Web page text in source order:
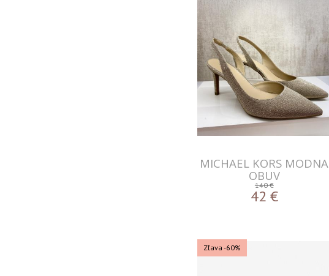
MICHAEL KORS MODNA
OBUV
140 €
42 €
Zľava -60%